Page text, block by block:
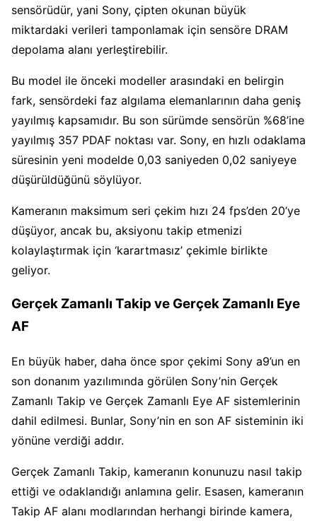
sensörüdür, yani Sony, çipten okunan büyük
miktardaki verileri tamponlamak için sensöre DRAM
depolama alanı yerleştirebilir.
Bu model ile önceki modeller arasındaki en belirgin
fark, sensördeki faz algılama elemanlarının daha geniş
yayılmış kapsamıdır. Bu son sürümde sensörün %68’ine
yayılmış 357 PDAF noktası var. Sony, en hızlı odaklama
süresinin yeni modelde 0,03 saniyeden 0,02 saniyeye
düşürüldüğünü söylüyor.
Kameranın maksimum seri çekim hızı 24 fps’den 20’ye
düşüyor, ancak bu, aksiyonu takip etmenizi
kolaylaştırmak için ‘karartmasız’ çekimle birlikte
geliyor.
Gerçek Zamanlı Takip ve Gerçek Zamanlı Eye
AF
En büyük haber, daha önce spor çekimi Sony a9’un en
son donanım yazılımında görülen Sony’nin Gerçek
Zamanlı Takip ve Gerçek Zamanlı Eye AF sistemlerinin
dahil edilmesi. Bunlar, Sony’nin en son AF sisteminin iki
yönüne verdiği addır.
Gerçek Zamanlı Takip, kameranın konunuzu nasıl takip
ettiği ve odaklandığı anlamına gelir. Esasen, kameranın
Takip AF alanı modlarından herhangi birinde kamera,